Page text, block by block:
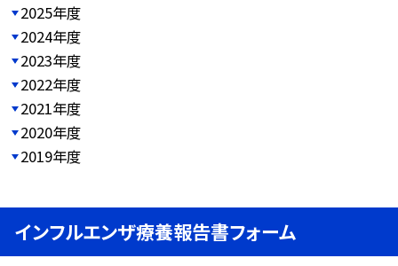
2025年度
2024年度
2023年度
2022年度
2021年度
2020年度
2019年度
インフルエンザ療養報告書フォーム